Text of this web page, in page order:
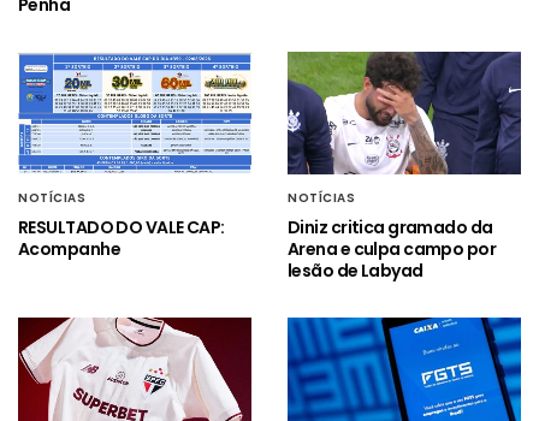
NOTÍCIAS
RESULTADO DO VALE CAP:
Acompanhe
NOTÍCIAS
Diniz critica gramado da
Arena e culpa campo por
lesão de Labyad